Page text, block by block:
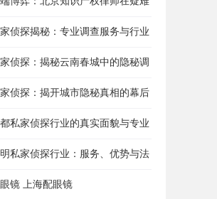
中的破局之道
侦探揭秘：专业调查服务与行业
解析
侦探：揭秘云南春城中的隐秘调
侦探：揭开城市隐秘真相的幕后
私家侦探行业的真实面貌与专业
私家侦探行业：服务、优势与法
镜 上海配眼镜